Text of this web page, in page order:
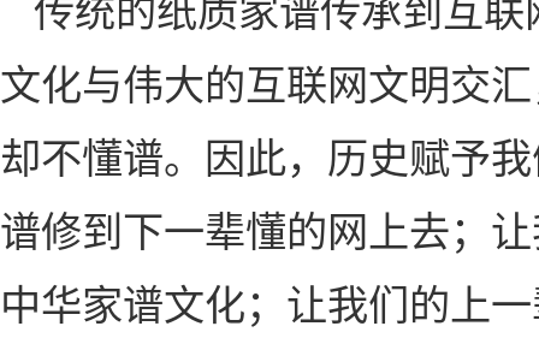
文化与伟大的互联网文明交
却不懂谱。因此，历史赋予
谱修到下一辈懂的网上去；
中华家谱文化；让我们的上